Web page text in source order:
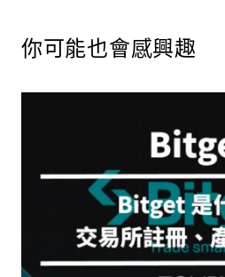
你可能也會感興趣